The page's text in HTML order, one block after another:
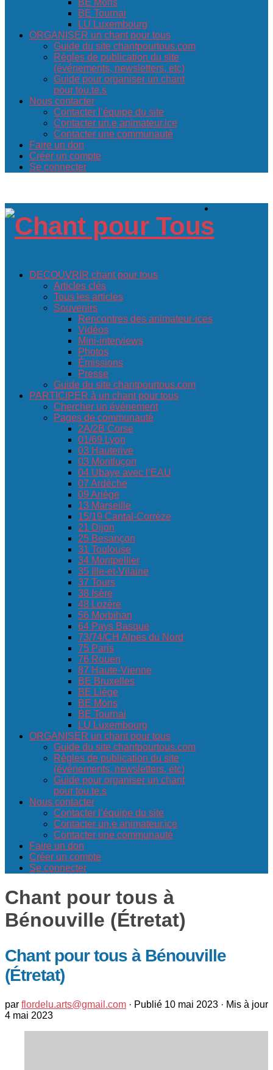
BE Mons
BE Tournai
LU Luxembourg
ORGANISER un chant pour tous
Guide du site chantpourtous.com
Règles de publication du site
(événements, newsletters, etc)
Guide pour organiser un chant
pour tou.te.s
Nous contacter
Contacter l’équipe du site
Contacter un.e animateur.ice
Contacter une communauté
Faire un don
Créer un compte
Se connecter
DECOUVRIR chant pour tous
Articles clés
Tous les articles
Souvenirs
Rencontres des animateur·ices
Vidéos
Mini-interviews
Photos
Émissions
Presse
Guide du site chantpourtous.com
PARTICIPER à un chant pour tous
Chercher un événement
Pages de communauté
2A/2B Corse
01/69 Lyon
03 Hauterive
03 Montluçon
04 Ubaye avec l’EAU
07 Ardèche
09 Ariège
13 Marseille
15/19 Cantal-Corrèze
21 Dijon
25 Besançon
31 Toulouse
34 Montpellier
35 Ille-et-Vilaine
37 Tours
38 Isère
48 Lozère
56 Morbihan
64 Pays Basque
73/74/CH Alpes du Nord
75 Paris
76 Rouen
87 Haute-Vienne
BE Bruxelles
BE Liège
BE Mons
BE Tournai
LU Luxembourg
ORGANISER un chant pour tous
Guide du site chantpourtous.com
Règles de publication du site
(événements, newsletters, etc)
Guide pour organiser un chant
pour tou.te.s
Nous contacter
Contacter l’équipe du site
Contacter un.e animateur.ice
Contacter une communauté
Faire un don
Créer un compte
Se connecter
Chant pour tous à
Bénouville (Étretat)
Chant pour tous à Bénouville
(Étretat)
par flordelu.arts@gmail.com · Publié 10 mai 2023 · Mis à jour
4 mai 2023